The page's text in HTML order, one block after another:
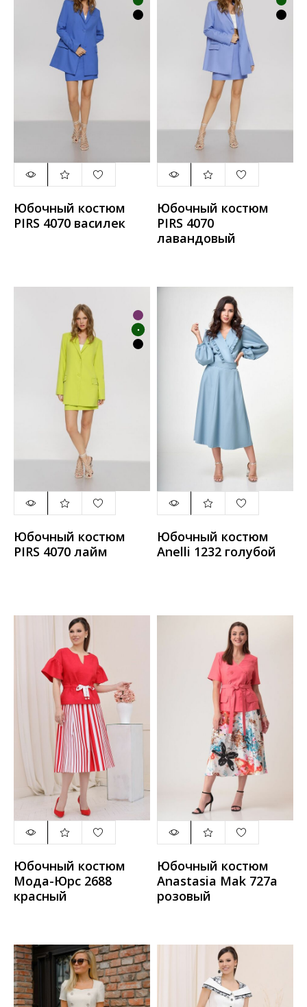
Юбочный костюм
PIRS 4070 василек
Юбочный костюм
PIRS 4070
лавандовый
Юбочный костюм
PIRS 4070 лайм
Юбочный костюм
Anelli 1232 голубой
Юбочный костюм
Мода-Юрс 2688
красный
Юбочный костюм
Anastasia Mak 727а
розовый